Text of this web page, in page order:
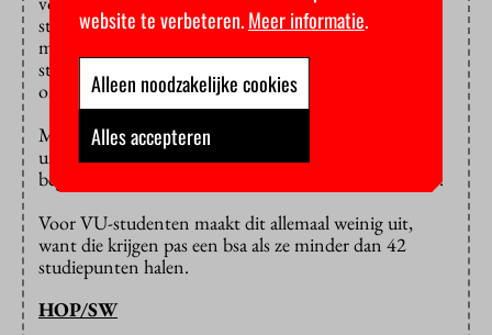
studiedruk een opsteker was na een reeks impopulaire
maatregelen als de verhoging van de rente op
studieschulden en de extra bezuinigingen op hoger
onderwijs.
Minister Van Engelshoven moet haar voorstel nog
uitwerken, maar wil het plan nog voor de
begrotingsbehandeling naar de Tweede Kamer sturen.
Voor VU-studenten maakt dit allemaal weinig uit,
want die krijgen pas een bsa als ze minder dan 42
studiepunten halen.
HOP/SW
website te verbeteren.Meer informatie.
Alleen noodzakelijke cookies
Alles accepteren